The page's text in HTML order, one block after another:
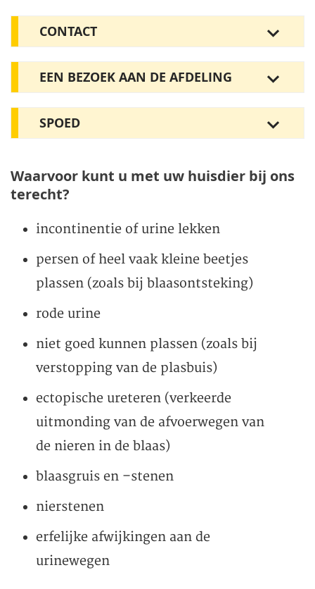
CONTACT
EEN BEZOEK AAN DE AFDELING
SPOED
Waarvoor kunt u met uw huisdier bij ons
terecht?
incontinentie of urine lekken
persen of heel vaak kleine beetjes
plassen (zoals bij blaasontsteking)
rode urine
niet goed kunnen plassen (zoals bij
verstopping van de plasbuis)
ectopische ureteren (verkeerde
uitmonding van de afvoerwegen van
de nieren in de blaas)
blaasgruis en –stenen
nierstenen
erfelijke afwijkingen aan de
urinewegen